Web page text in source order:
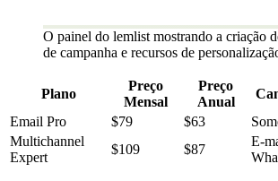
O painel do lemlist mostrando a criação
de campanha e recursos de
Plano
Preço
Mensal
Preço
Anual
Email Pro
$79 $63
Multichannel
Expert
$109 $87
E-